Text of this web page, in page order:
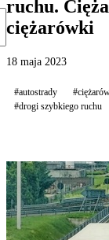
ruchu.
ciężarówki
18 maja 2023
#autostrady
#drogi szybkiego ruchu